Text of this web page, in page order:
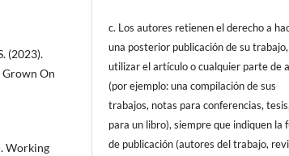
(2023).
On
Working
c. Los autores retienen el derecho a
una posterior publicación de su
utilizar el artículo o cualquier parte de
(por ejemplo: una compilación de sus
trabajos, notas para conferencias,
para un libro), siempre que indiquen la
de publicación (autores del trabajo,